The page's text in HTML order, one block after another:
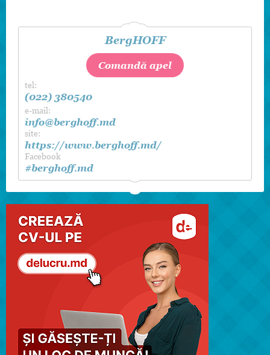
BergHOFF
Comandă apel
tel:
(022) 380540
e-mail:
info@berghoff.md
site:
https://www.berghoff.md/
Facebook
#berghoff.md